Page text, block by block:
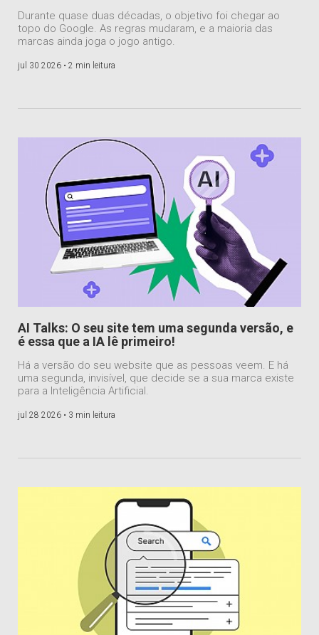
Durante quase duas décadas, o objetivo foi chegar ao
topo do Google. As regras mudaram, e a maioria das
marcas ainda joga o jogo antigo.
jul 30 2026 • 2 min leitura
AI Talks: O seu site tem uma segunda versão, e
é essa que a IA lê primeiro!
Há a versão do seu website que as pessoas veem. E há
uma segunda, invisível, que decide se a sua marca existe
para a Inteligência Artificial.
jul 28 2026 • 3 min leitura